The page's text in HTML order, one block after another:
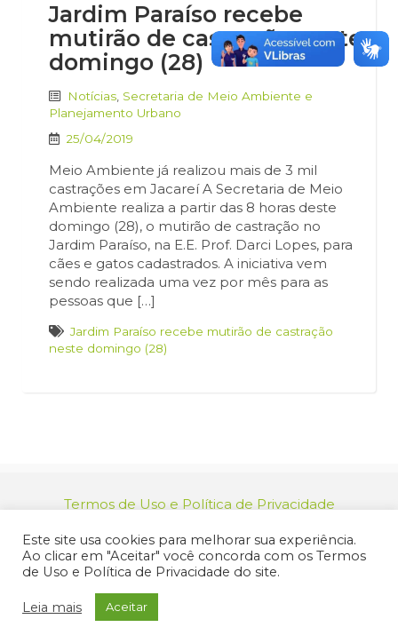
Jardim Paraíso recebe
mutirão de castração neste
domingo (28)
Notícias Secretaria de Meio Ambiente e
Planejamento Urbano
25/04/2019
Meio Ambiente já realizou mais de 3 mil
castrações em Jacareí A Secretaria de Meio
Ambiente realiza a partir das 8 horas deste
domingo (28), o mutirão de castração no
Jardim Paraíso, na E.E. Prof. Darci Lopes, para
cães e gatos cadastrados. A iniciativa vem
sendo realizada uma vez por mês para as
pessoas que […]
Jardim Paraíso recebe mutirão de castração
neste domingo (28)
Termos de Uso e Política de Privacidade
46.694.139/0001-83 | (12) 3955-9000
Endereço: Praça dos Três Poderes, 73 - Centro -
Jacareí/SP - CEP 12327-170
Este site usa cookies para melhorar sua experiência.
Ao clicar em "Aceitar" você concorda com os Termos
de Uso e Política de Privacidade do site.
Leia mais Aceitar